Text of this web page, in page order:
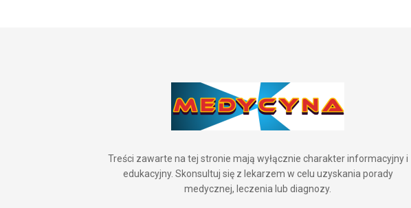
Treści zawarte na tej stronie mają wyłącznie charakter informacyjny i
edukacyjny. Skonsultuj się z lekarzem w celu uzyskania porady
medycznej, leczenia lub diagnozy.